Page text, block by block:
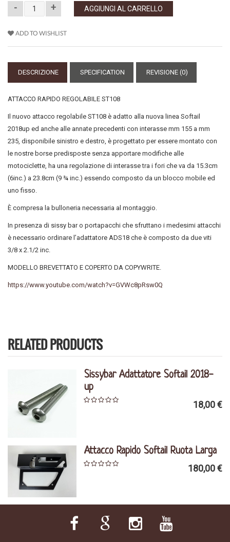
- +
ADD TO WISHLIST
DESCRIZIONE SPECIFICATION REVISIONE (0)
ATTACCO RAPIDO REGOLABILE ST108
Il nuovo attacco regolabile ST108 è adatto alla nuova linea Softail
2018up ed anche alle annate precedenti con interasse mm 155 a mm
235, disponibile sinistro e destro, è progettato per essere montato con
le nostre borse predisposte senza apportare modifiche alle
motociclette, ha una regolazione di interasse tra i fori che va da 15.3cm
(6inc.) a 23.8cm (9 ¾ inc.) essendo composto da un blocco mobile ed
uno fisso.
È compresa la bulloneria necessaria al montaggio.
In presenza di sissy bar o portapacchi che sfruttano i medesimi attacchi
è necessario ordinare l’adattatore ADS18 che è composto da due viti
3/8 x 2.1/2 inc.
MODELLO BREVETTATO E COPERTO DA COPYWRITE.
https://www.youtube.com/watch?v=GVWc8pRsw0Q
RELATED PRODUCTS
Sissybar Adattatore Softail 2018-
up
18,00 €
Attacco Rapido Softail Ruota Larga
180,00 €